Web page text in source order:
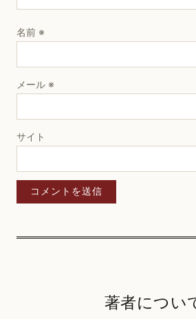
名前 ※
メール ※
サイト
著者につい